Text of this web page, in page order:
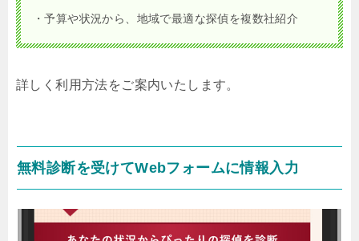
・予算や状況から、地域で最適な探偵を複数社紹介
詳しく利用方法をご案内いたします。
無料診断を受けてWebフォームに情報入力